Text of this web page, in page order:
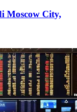
Moscow City,